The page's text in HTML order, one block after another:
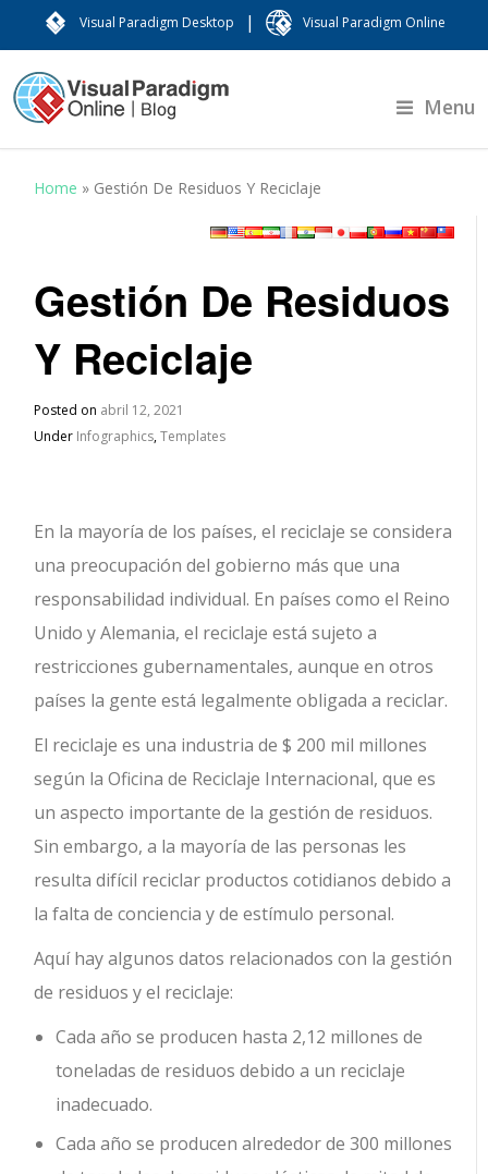
Visual Paradigm Desktop | Visual Paradigm Online
Menu
Home » Gestión De Residuos Y Reciclaje
Gestión De Residuos
Y Reciclaje
Posted on abril 12, 2021
Under Infographics,Templates
En la mayoría de los países, el reciclaje se considera
una preocupación del gobierno más que una
responsabilidad individual. En países como el Reino
Unido y Alemania, el reciclaje está sujeto a
restricciones gubernamentales, aunque en otros
países la gente está legalmente obligada a reciclar.
El reciclaje es una industria de $ 200 mil millones
según la Oficina de Reciclaje Internacional, que es
un aspecto importante de la gestión de residuos.
Sin embargo, a la mayoría de las personas les
resulta difícil reciclar productos cotidianos debido a
la falta de conciencia y de estímulo personal.
Aquí hay algunos datos relacionados con la gestión
de residuos y el reciclaje:
Cada año se producen hasta 2,12 millones de
toneladas de residuos debido a un reciclaje
inadecuado.
Cada año se producen alrededor de 300 millones